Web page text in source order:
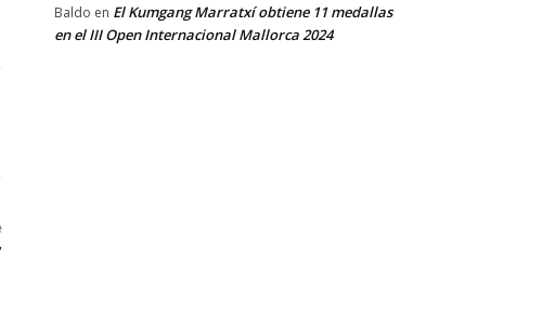
Baldo en El Kumgang Marratxí obtiene 11 medallas
en el III Open Internacional Mallorca 2024